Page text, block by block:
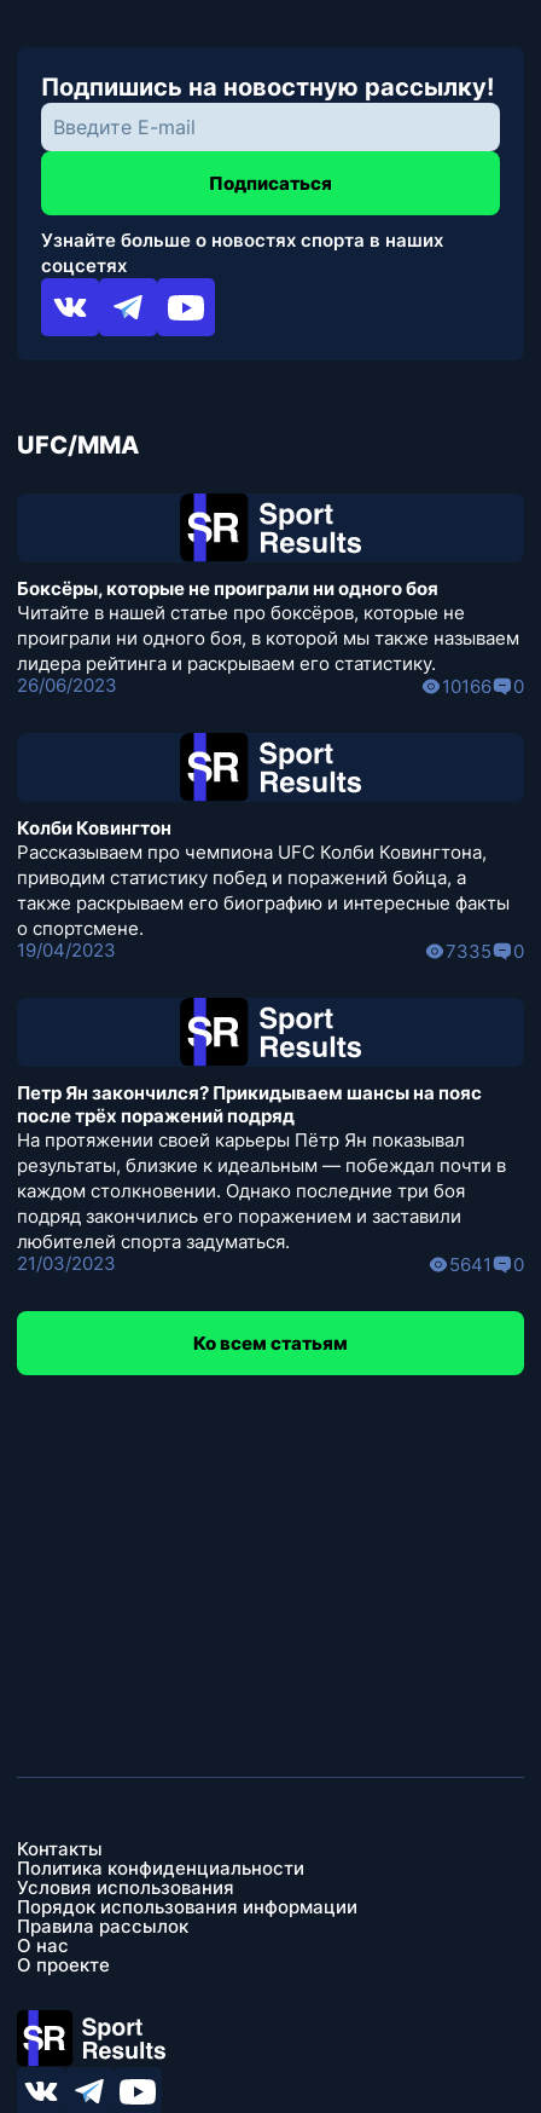
Подпишись на новостную рассылку!
Подписаться
Узнайте больше о новостях спорта в наших
соцсетях
UFC/MMA
Боксёры, которые не проиграли ни одного боя
Читайте в нашей статье про боксёров, которые не
проиграли ни одного боя, в которой мы также называем
лидера рейтинга и раскрываем его статистику.
26/06/2023
10166 0
Колби Ковингтон
Рассказываем про чемпиона UFC Колби Ковингтона,
приводим статистику побед и поражений бойца, а
также раскрываем его биографию и интересные факты
о спортсмене.
19/04/2023
7335 0
Петр Ян закончился? Прикидываем шансы на пояс
после трёх поражений подряд
На протяжении своей карьеры Пётр Ян показывал
результаты, близкие к идеальным — побеждал почти в
каждом столкновении. Однако последние три боя
подряд закончились его поражением и заставили
любителей спорта задуматься.
21/03/2023
5641 0
Ко всем статьям
Контакты
Политика конфиденциальности
Условия использования
Порядок использования информации
Правила рассылок
О нас
О проекте